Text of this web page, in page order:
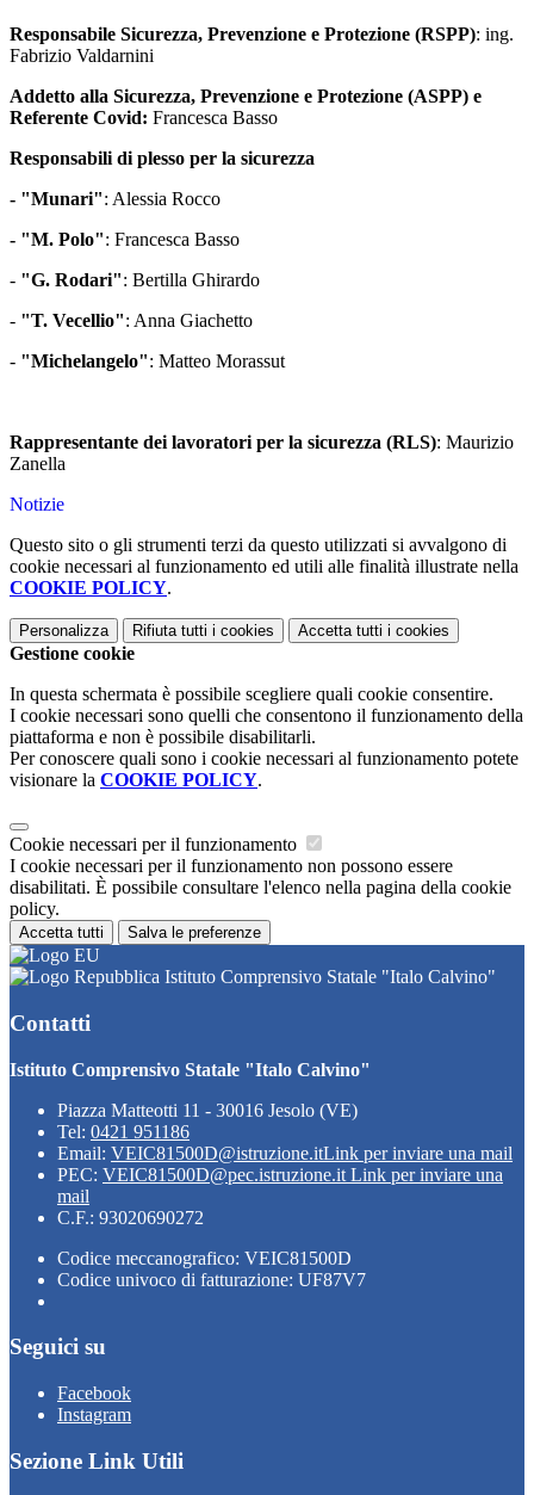
Responsabile Sicurezza, Prevenzione e Protezione (RSPP): ing.
Fabrizio Valdarnini
Addetto alla Sicurezza, Prevenzione e Protezione (ASPP) e
Referente Covid: Francesca Basso
Responsabili di plesso per la sicurezza
- "Munari": Alessia Rocco
- "M. Polo": Francesca Basso
- "G. Rodari": Bertilla Ghirardo
- "T. Vecellio": Anna Giachetto
- "Michelangelo": Matteo Morassut
Rappresentante dei lavoratori per la sicurezza (RLS): Maurizio
Zanella
Notizie
Questo sito o gli strumenti terzi da questo utilizzati si avvalgono di
cookie necessari al funzionamento ed utili alle finalità illustrate nella
COOKIE POLICY.
Personalizza Rifiuta tutti i cookies Accetta tutti i cookies
Gestione cookie
In questa schermata è possibile scegliere quali cookie consentire.
I cookie necessari sono quelli che consentono il funzionamento della
piattaforma e non è possibile disabilitarli.
Per conoscere quali sono i cookie necessari al funzionamento potete
visionare la COOKIE POLICY.
Cookie necessari per il funzionamento
I cookie necessari per il funzionamento non possono essere
disabilitati. È possibile consultare l'elenco nella pagina della cookie
policy.
Accetta tutti Salva le preferenze
Istituto Comprensivo Statale "Italo Calvino"
Contatti
Istituto Comprensivo Statale "Italo Calvino"
Piazza Matteotti 11 - 30016 Jesolo (VE)
Tel: 0421 951186
Email: VEIC81500D@istruzione.itLink per inviare una mail
PEC: VEIC81500D@pec.istruzione.it Link per inviare una
mail
C.F.: 93020690272
Codice meccanografico: VEIC81500D
Codice univoco di fatturazione: UF87V7
Seguici su
Facebook
Instagram
Sezione Link Utili